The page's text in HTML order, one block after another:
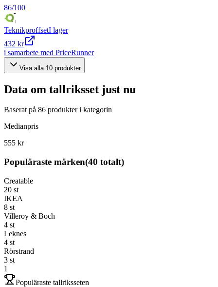
86/100
TeknikproffsetI lager
432 kr
i samarbete med PriceRunner
Visa alla 10 produkter
Data om tallriksset just nu
Baserat på 86 produkter i kategorin
Medianpris
555 kr
Populäraste märken(40 totalt)
Creatable
20 st
IKEA
8 st
Villeroy & Boch
4 st
Leknes
4 st
Rörstrand
3 st
1
Populäraste tallriksseten